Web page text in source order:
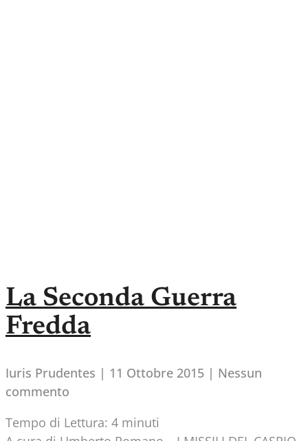
La Seconda Guerra
Fredda
Iuris Prudentes 11 Ottobre 2015
Nessun
commento
Tempo di Lettura: 4 minuti